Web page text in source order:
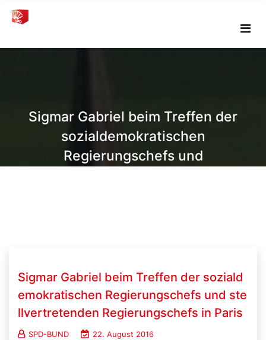
Skip
Sigmar Gabriel beim Treffen der
sozialdemokratischen
Regierungschefs und
Sigmar Gabriel beim Treffen der soziald
emokratischen Regierungschefs und ste
llvertretenden Regierungschefs in Paris
SPD-BUND 22. August 2016